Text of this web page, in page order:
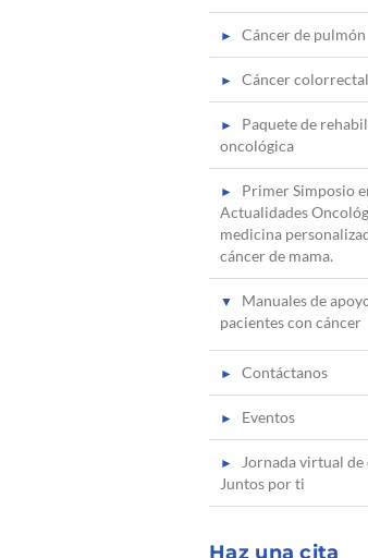
Cáncer de pulmón
Cáncer colorrectal
Paquete de
oncológica
Primer Simposio
Actualidades
medicina
cáncer de mama.
Manuales de
pacientes con cáncer
Contáctanos
Eventos
Jornada virtual
Juntos por ti
Haz una cita